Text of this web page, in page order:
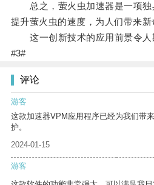
总之，萤火虫加速器是一项独
提升萤火虫的速度，为人们带来新
这一创新技术的应用前景令人
#3#
评论
游客
这款加速器VPM应用程序已经为我们带
护。
2024-01-15
游客